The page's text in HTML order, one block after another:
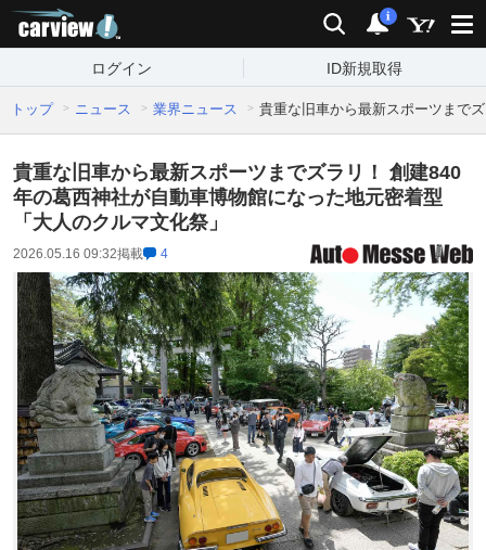
検索 通知
i
ログイン ID新規取得
トップ ニュース 業界ニュース 貴重な旧車から最新スポーツまで
貴重な旧車から最新スポーツまでズラリ！ 創建840
年の葛西神社が自動車博物館になった地元密着型
「大人のクルマ文化祭」
2026.05.16 09:32掲載 4